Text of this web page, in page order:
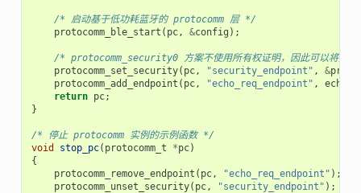
/* 启动基于低功耗蓝牙的 protocomm 层 */
protocomm_ble_start ( pc, &config );
/* protocomm_security0 方案不使用所有权证明，因此可以将其
protocomm_set_security( pc, "security_endpoint" , &
protocomm_add_endpoint ( pc, "echo_req_endpoint" ,
return pc;
}
/* 停止 protocomm 实例的示例函数 */
void
stop_pc( protocomm_t *pc)
{
protocomm_remove_endpoint ( pc, "echo_req_endpoint" );
protocomm_unset_security( pc, "security_endpoint" );